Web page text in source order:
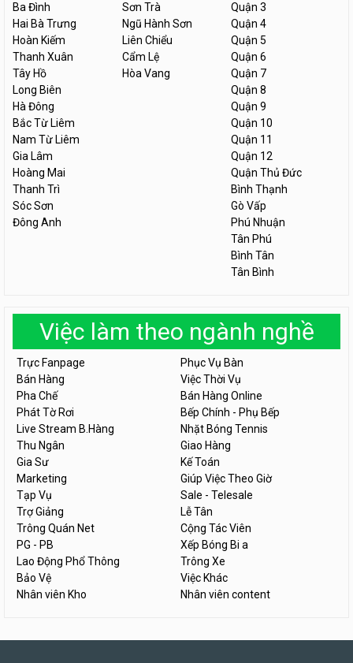
Ba Đình
Hai Bà Trưng
Hoàn Kiếm
Thanh Xuân
Tây Hồ
Long Biên
Hà Đông
Bắc Từ Liêm
Nam Từ Liêm
Gia Lâm
Hoàng Mai
Thanh Trì
Sóc Sơn
Đông Anh
Sơn Trà
Ngũ Hành Sơn
Liên Chiểu
Cẩm Lệ
Hòa Vang
Quận 3
Quận 4
Quận 5
Quận 6
Quận 7
Quận 8
Quận 9
Quận 10
Quận 11
Quận 12
Quận Thủ Đức
Bình Thạnh
Gò Vấp
Phú Nhuận
Tân Phú
Bình Tân
Tân Bình
Việc làm theo ngành nghề
Trực Fanpage
Phục Vụ Bàn
Bán Hàng
Việc Thời Vụ
Pha Chế
Bán Hàng Online
Phát Tờ Rơi
Bếp Chính - Phụ Bếp
Live Stream B.Hàng
Nhặt Bóng Tennis
Thu Ngân
Giao Hàng
Gia Sư
Kế Toán
Marketing
Giúp Việc Theo Giờ
Tạp Vụ
Sale - Telesale
Trợ Giảng
Lễ Tân
Trông Quán Net
Cộng Tác Viên
PG - PB
Xếp Bóng Bi a
Lao Động Phổ Thông
Trông Xe
Bảo Vệ
Việc Khác
Nhân viên Kho
Nhân viên content